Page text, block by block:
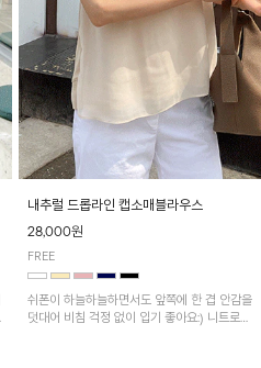
내추럴 드롭라인 캡소매블라우스
28,000원
FREE
쉬폰이 하늘하늘하면서도 앞쪽에 한 겹 안감을
덧대어 비침 걱정 없이 입기 좋아요:) 니트로